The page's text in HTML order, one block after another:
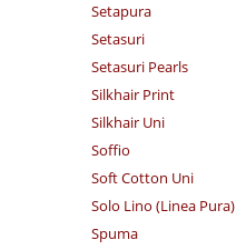
Setapura
Setasuri
Setasuri Pearls
Silkhair Print
Silkhair Uni
Soffio
Soft Cotton Uni
Solo Lino (Linea Pura)
Spuma